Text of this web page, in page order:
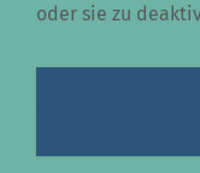
oder sie zu